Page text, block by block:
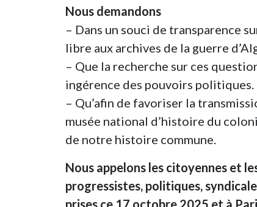
Nous demandons
– Dans un souci de transparence
libre aux archives de la guerre
– Que la recherche sur ces
ingérence des pouvoirs politiques.
– Qu’afin de favoriser la
musée national d’histoire du
de notre histoire commune.
Nous appelons les citoyennes et
progressistes, politiques,
prises ce 17 octobre 2025 et à